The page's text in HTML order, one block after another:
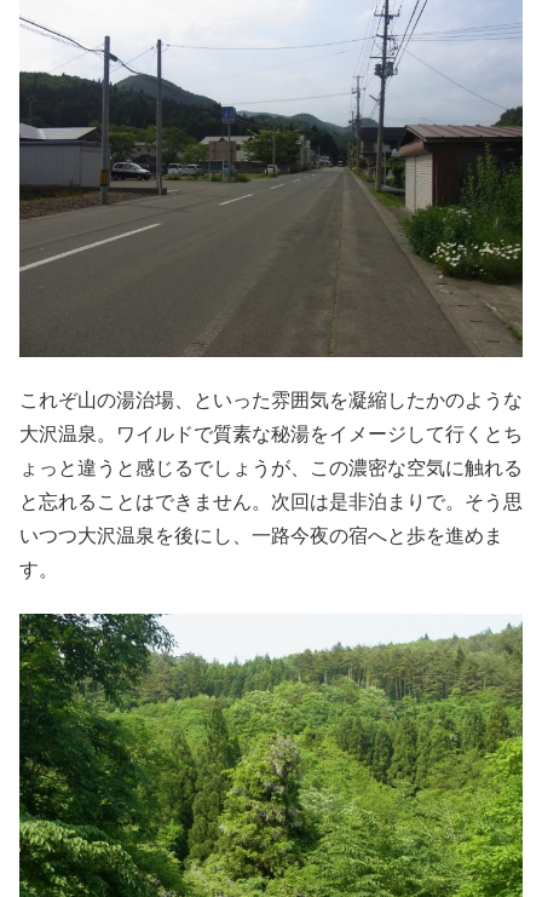
これぞ山の湯治場、といった雰囲気を凝縮したかのような
大沢温泉。ワイルドで質素な秘湯をイメージして行くとち
ょっと違うと感じるでしょうが、この濃密な空気に触れる
と忘れることはできません。次回は是非泊まりで。そう思
いつつ大沢温泉を後にし、一路今夜の宿へと歩を進めま
す。